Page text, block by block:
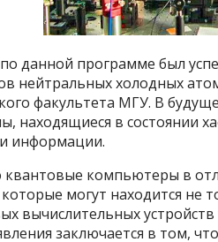
по данной программе был
нейтральных холодных
факультета МГУ. В
находящиеся в состоянии
информации.
квантовые компьютеры в
могут находится не
вычислительных
заключается в том,